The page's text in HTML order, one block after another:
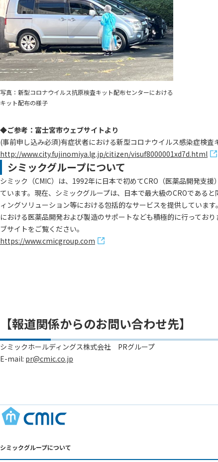
写真：新型コロナウイルス抗原検査キット配布センターにおける
キット配布の様子
◆ご参考：富士宮市ウェブサイトより
(事前申し込み必須)有症状者における新型コロナウイルス感染症検査
http://www.city.fujinomiya.lg.jp/citizen/visuf8000001xd7d.html
シミックグループについて
シミック（CMIC）は、1992年に日本で初めてCRO（医薬品開発支
ています。現在、シミックグループは、日本で最大級のCROである
ィングソリューション等における包括的なサービスを提供していま
における医薬品開発および製造のサポートなども積極的に行ってお
ブサイトをご覧ください。
https://www.cmicgroup.com
【報道関係からのお問い合わせ先】
シミックホールディングス株式会社 PRグループ
E-mail: pr@cmic.co.jp
シミックグループについて